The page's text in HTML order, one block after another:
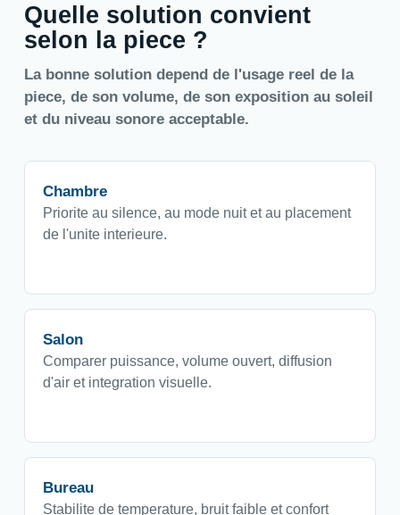
Quelle solution convient
selon la piece ?
La bonne solution depend de l'usage reel de la
piece, de son volume, de son exposition au soleil
et du niveau sonore acceptable.
Chambre
Priorite au silence, au mode nuit et au placement
de l'unite interieure.
Salon
Comparer puissance, volume ouvert, diffusion
d'air et integration visuelle.
Bureau
Stabilite de temperature, bruit faible et confort